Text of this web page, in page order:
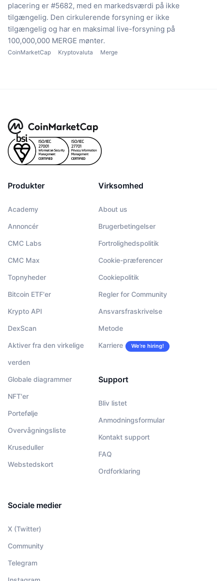
placering er #5682, med en markedsværdi på ikke
tilgængelig. Den cirkulerende forsyning er ikke
tilgængelig og har en maksimal live-forsyning på
100,000,000 MERGE mønter.
CoinMarketCap Kryptovaluta Merge
Produkter
Academy
Annoncér
CMC Labs
CMC Max
Topnyheder
Bitcoin ETF'er
Krypto API
DexScan
Aktiver fra den virkelige
verden
Globale diagrammer
NFT'er
Portefølje
Overvågningsliste
Kruseduller
Webstedskort
Virksomhed
About us
Brugerbetingelser
Fortrolighedspolitik
Cookie-præferencer
Cookiepolitik
Regler for Community
Ansvarsfraskrivelse
Metode
Karriere We’re hiring!
Support
Bliv listet
Anmodningsformular
Kontakt support
FAQ
Ordforklaring
Sociale medier
X (Twitter)
Community
Telegram